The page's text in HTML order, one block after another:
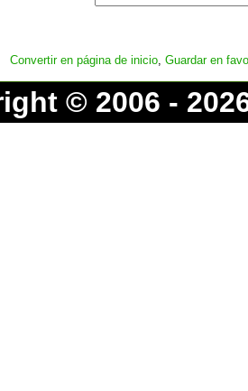
Convertir en página de inicio, Guardar en
© 2006 -